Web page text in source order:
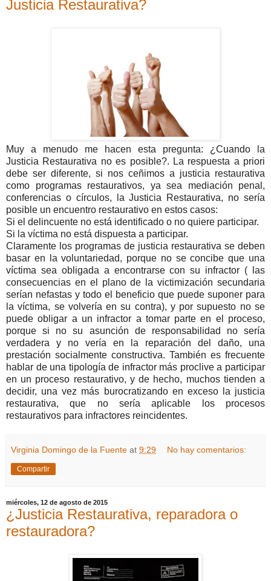
Justicia Restaurativa?
Muy a menudo me hacen esta pregunta: ¿Cuando la
Justicia Restaurativa no es posible?. La respuesta a priori
debe ser diferente, si nos ceñimos a justicia restaurativa
como programas restaurativos, ya sea mediación penal,
conferencias o círculos, la Justicia Restaurativa, no sería
posible un encuentro restaurativo en estos casos:
Si el delincuente no está identificado o no quiere participar.
Si la víctima no está dispuesta a participar.
Claramente los programas de justicia restaurativa se deben
basar en la voluntariedad, porque no se concibe que una
víctima sea obligada a encontrarse con su infractor ( las
consecuencias en el plano de la victimización secundaria
serían nefastas y todo el beneficio que puede suponer para
la víctima, se volvería en su contra), y por supuesto no se
puede obligar a un infractor a tomar parte en el proceso,
porque si no su asunción de responsabilidad no sería
verdadera y no vería en la reparación del daño, una
prestación socialmente constructiva. También es frecuente
hablar de una tipología de infractor más proclive a participar
en un proceso restaurativo, y de hecho, muchos tienden a
decidir, una vez más burocratizando en exceso la justicia
restaurativa, que no sería aplicable los procesos
restaurativos para infractores reincidentes.
Virginia Domingo de la Fuente at 9:29 No hay comentarios:
Compartir
miércoles, 12 de agosto de 2015
¿Justicia Restaurativa, reparadora o
restauradora?